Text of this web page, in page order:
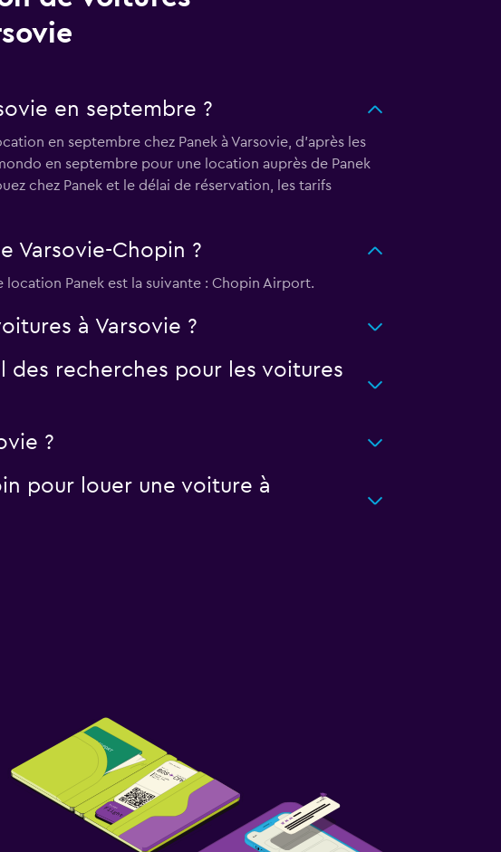
en septembre ?
en septembre chez Panek à Varsovie, d’après les
en septembre pour une location auprès de Panek
chez Panek et le délai de réservation, les tarifs
Varsovie-Chopin ?
location Panek est la suivante : Chopin Airport.
à Varsovie ?
recherches pour les voitures
?
pour louer une voiture à